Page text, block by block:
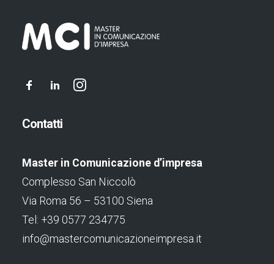
Contatti
Master in Comunicazione d’impresa
Complesso San Niccolò
Via Roma 56 – 53100 Siena
Tel: +39 0577 234775
info@mastercomunicazioneimpresa.it